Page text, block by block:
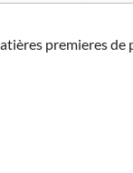
premieres